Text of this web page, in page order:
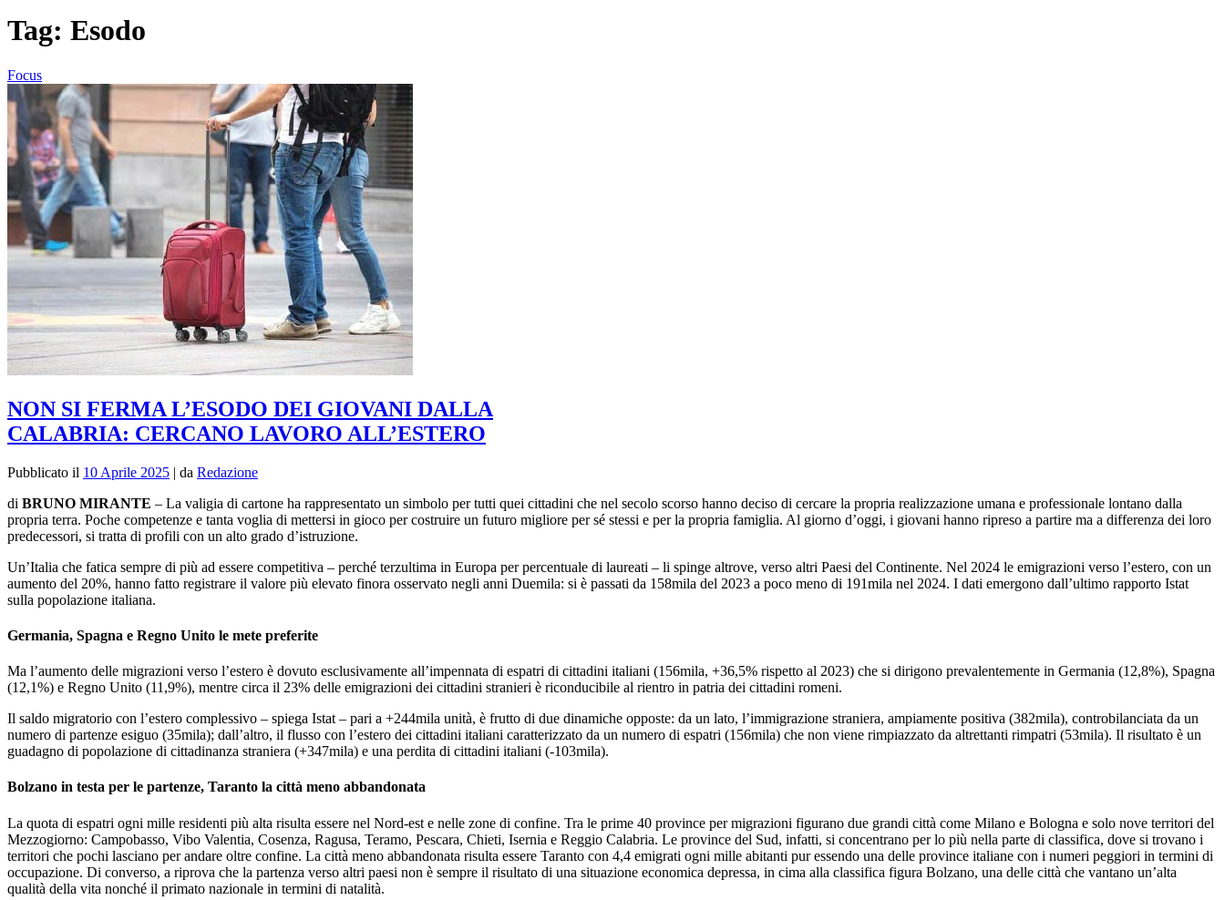
Tag: Esodo
Focus
NON SI FERMA L’ESODO DEI GIOVANI DALLA
CALABRIA: CERCANO LAVORO ALL’ESTERO
Pubblicato il 10 Aprile 2025 | da Redazione
di BRUNO MIRANTE – La valigia di cartone ha rappresentato un simbolo per tutti quei cittadini che nel secolo scorso hanno deciso di cercare la propria realizzazione umana e professionale lontano dalla
propria terra. Poche competenze e tanta voglia di mettersi in gioco per costruire un futuro migliore per sé stessi e per la propria famiglia. Al giorno d’oggi, i giovani hanno ripreso a partire ma a differenza dei loro
predecessori, si tratta di profili con un alto grado d’istruzione.
Un’Italia che fatica sempre di più ad essere competitiva – perché terzultima in Europa per percentuale di laureati – li spinge altrove, verso altri Paesi del Continente. Nel 2024 le emigrazioni verso l’estero, con un
aumento del 20%, hanno fatto registrare il valore più elevato finora osservato negli anni Duemila: si è passati da 158mila del 2023 a poco meno di 191mila nel 2024. I dati emergono dall’ultimo rapporto Istat
sulla popolazione italiana.
Germania, Spagna e Regno Unito le mete preferite
Ma l’aumento delle migrazioni verso l’estero è dovuto esclusivamente all’impennata di espatri di cittadini italiani (156mila, +36,5% rispetto al 2023) che si dirigono prevalentemente in Germania (12,8%), Spagna
(12,1%) e Regno Unito (11,9%), mentre circa il 23% delle emigrazioni dei cittadini stranieri è riconducibile al rientro in patria dei cittadini romeni.
Il saldo migratorio con l’estero complessivo – spiega Istat – pari a +244mila unità, è frutto di due dinamiche opposte: da un lato, l’immigrazione straniera, ampiamente positiva (382mila), controbilanciata da un
numero di partenze esiguo (35mila); dall’altro, il flusso con l’estero dei cittadini italiani caratterizzato da un numero di espatri (156mila) che non viene rimpiazzato da altrettanti rimpatri (53mila). Il risultato è un
guadagno di popolazione di cittadinanza straniera (+347mila) e una perdita di cittadini italiani (-103mila).
Bolzano in testa per le partenze, Taranto la città meno abbandonata
La quota di espatri ogni mille residenti più alta risulta essere nel Nord-est e nelle zone di confine. Tra le prime 40 province per migrazioni figurano due grandi città come Milano e Bologna e solo nove territori del
Mezzogiorno: Campobasso, Vibo Valentia, Cosenza, Ragusa, Teramo, Pescara, Chieti, Isernia e Reggio Calabria. Le province del Sud, infatti, si concentrano per lo più nella parte di classifica, dove si trovano i
territori che pochi lasciano per andare oltre confine. La città meno abbandonata risulta essere Taranto con 4,4 emigrati ogni mille abitanti pur essendo una delle province italiane con i numeri peggiori in termini di
occupazione. Di converso, a riprova che la partenza verso altri paesi non è sempre il risultato di una situazione economica depressa, in cima alla classifica figura Bolzano, una delle città che vantano un’alta
qualità della vita nonché il primato nazionale in termini di natalità.